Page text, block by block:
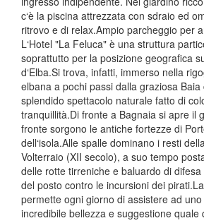
c‘è la piscina attrezzata con sdraio ed
ritrovo e di relax.Ampio parcheggio per
L‘Hotel "La Feluca" è una struttura
soprattutto per la posizione geografica
d‘Elba.Si trova, infatti, immerso nella
elbana a pochi passi dalla graziosa Baia
splendido spettacolo naturale fatto di
tranquillità.Di fronte a Bagnaia si apre il
fronte sorgono le antiche fortezze di
dell‘isola.Alle spalle dominano i resti
Volterraio (XII secolo), a suo tempo
delle rotte tirreniche e baluardo di
del posto contro le incursioni dei
permette ogni giorno di assistere ad
incredibile bellezza e suggestione quale